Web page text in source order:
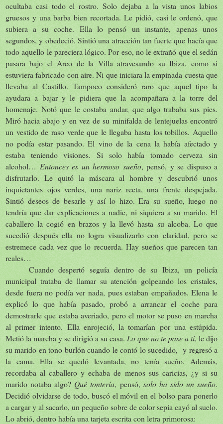
ocultaba casi todo el rostro. Solo dejaba a la vista unos labios
gruesos y una barba bien recortada. Le pidió, casi le ordenó, que
subiera a su coche. Ella lo pensó un instante, apenas unos
segundos, y obedeció. Sintió una atracción tan fuerte que hacía que
todo aquello le pareciera lógico. Por eso, no le extrañó que el sedán
pasara bajo el Arco dela Villa atravesando su Ibiza, como si
estuviera fabricado con aire. Ni que iniciara la empinada cuesta que
llevaba al Castillo. Tampoco consideró raro que aquel tipo la
ayudara a bajar y le pidiera que la acompañara a la torre del
homenaje. Notó que le costaba andar, que algo trababa sus pies.
Miró hacia abajo y en vez de su minifalda de lentejuelas encontró
un vestido de raso verde que le llegaba hasta los tobillos. Aquello
no podía estar pasando. El vino de la cena la había afectado y
estaba teniendo visiones. Si solo había tomado cerveza sin
alcohol… Entonces es un hermoso sueño, pensó, y se dispuso a
disfrutarlo. Le quitó la máscara al hombre y descubrió unos
inquietantes ojos verdes, una nariz recta, una frente despejada.
Sintió deseos de besarle y así lo hizo. Era su sueño, luego no
tendría que dar explicaciones a nadie, ni siquiera a su marido. El
caballero la cogió en brazos y la llevó hasta su alcoba. Lo que
sucedió después ella no logra visualizarlo con claridad, pero se
estremece cada vez que lo recuerda. Hay sueños que parecen tan
reales…
Cuando despertó seguía dentro de su Ibiza, un policía
municipal trataba de llamar su atención golpeando los cristales,
desde fuera no podía ver nada, pues estaban empañados. Elena le
explicó lo que había pasado, probó a arrancar el coche para
demostrarle que estaba averiado, pero el motor se puso en marcha
al primer intento. Ella enrojeció, la tomarían por una estúpida.
Metió la marcha y se dirigió a su casa. Lo que no te pase a ti, le dijo
su marido en tono burlón cuando le contó lo sucedido, y regresó a
la cama. Ella se quedó levantada, no tenía sueño. Además,
recordaba al caballero y echaba de menos sus caricias, ¿y si su
marido notaba algo? Qué tontería, pensó, solo ha sido un sueño.
Decidió olvidarse de todo, buscó el móvil en el bolso para ponerlo
a cargar y al sacarlo, un pequeño sobre de color sepia cayó al suelo.
Lo abrió, dentro había una tarjeta escrita con letra primorosa: